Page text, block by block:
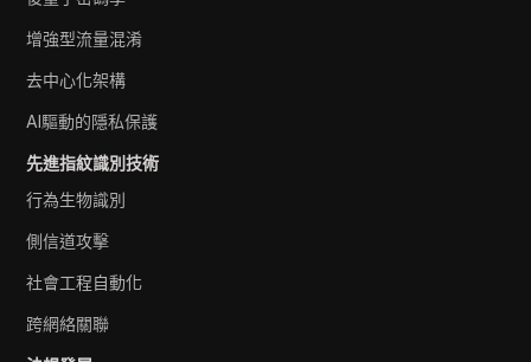
增強型流量混淆
去中心化架構
AI驅動的隱私保護
先進指紋識別技術
行為生物識別
側信道攻擊
社會工程自動化
跨網絡關聯